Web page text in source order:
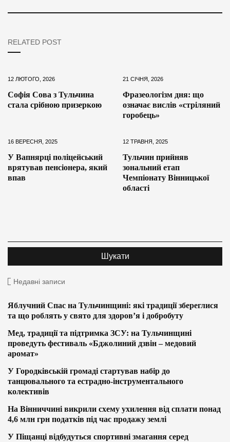
RELATED POST
12 ЛЮТОГО, 2026
Софія Сова з Тульчина
стала срібною призеркою
21 СІЧНЯ, 2026
Фразеологізм дня: що
означає вислів «стріляний
горобець»
16 ВЕРЕСНЯ, 2025
У Вапнярці поліцейський
врятував пенсіонера, який
впав
12 ТРАВНЯ, 2025
Тульчин прийняв
зональний етап
Чемпіонату Вінницької
області
Недавні записи
Яблучний Спас на Тульчинщині: які традиції збереглися
та що роблять у свято для здоров’я і добробуту
Мед, традиції та підтримка ЗСУ: на Тульчинщині
проведуть фестиваль «Бджолиний дзвін – медовий
аромат»
У Городківській громаді стартував набір до
танцювального та естрадно-інструментального
колективів
На Вінниччині викрили схему ухилення від сплати понад
4,6 млн грн податків під час продажу землі
У Піщанці відбудуться спортивні змагання серед